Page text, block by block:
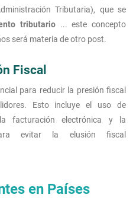
Tributaria), que se
tributario... este concepto
será materia de otro post.
Fiscal
para reducir la presión fiscal
Esto incluye el uso de
facturación electrónica y la
evitar la elusión fiscal
en Países